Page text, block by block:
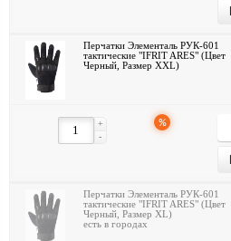
Перчатки Элементаль РУК-601
тактические "IFRIT ARES" (Цвет
Черный, Размер XXL)
-
+ %
Перчатки Элементаль РУК-601
тактические "IFRIT ARES" (Цвет
Черный, Размер XL)
есть в городах